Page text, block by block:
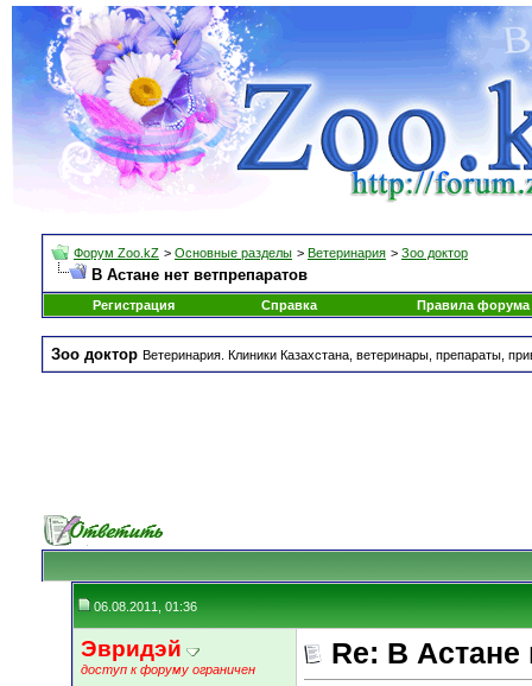
Форум Zoo.kZ > Основные разделы > Ветеринария > Зоо доктор
В Астане нет ветпрепаратов
Регистрация Справка Правила форума
Зоо доктор Ветеринария. Клиники Казахстана, ветеринары, препараты,
06.08.2011, 01:36
Эвридэй
доступ к форуму ограничен
Re: В Астане